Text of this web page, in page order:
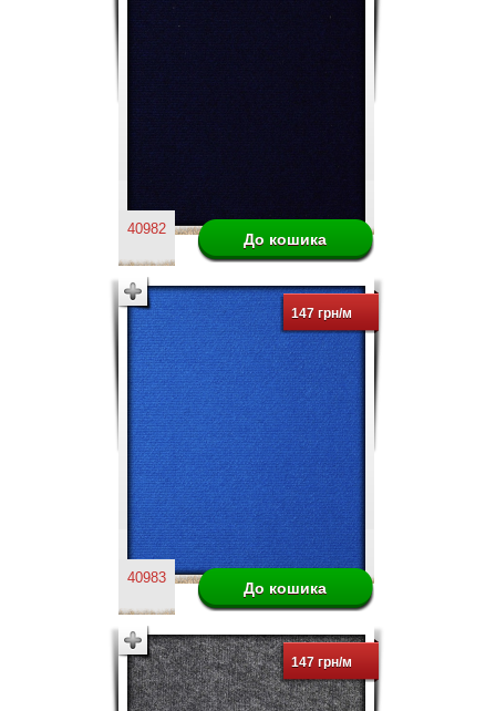
40982
147 грн/м
40983
147 грн/м